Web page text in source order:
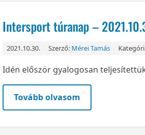
Intersport túranap –
2021.10.30. Szerző: Mérei Tamás
Idén először gyalogosan
Tovább olvasom